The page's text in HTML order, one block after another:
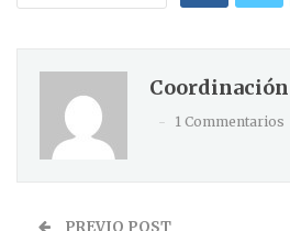
Coordinación
1 Commentarios
PREVIO POST